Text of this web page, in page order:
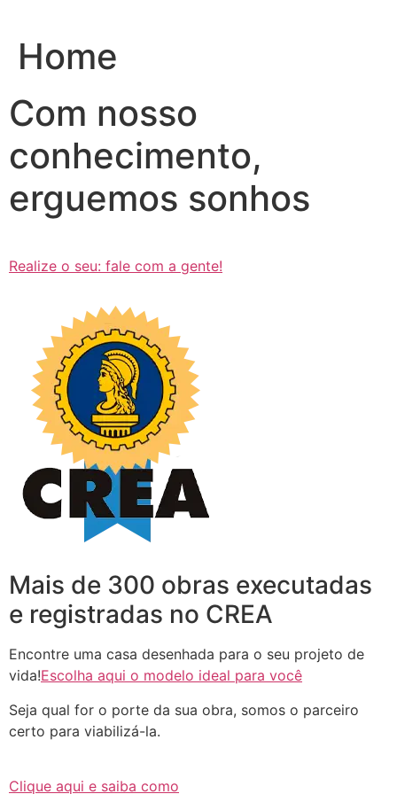
conteúdo
Home
Com nosso
conhecimento,
erguemos sonhos
Realize o seu: fale com a gente!
Mais de 300 obras executadas
e registradas no CREA
Encontre uma casa desenhada para o seu projeto de
vida!Escolha aqui o modelo ideal para você
Seja qual for o porte da sua obra, somos o parceiro
certo para viabilizá-la.
Clique aqui e saiba como